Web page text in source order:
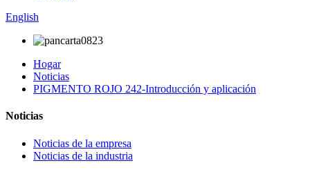
English
Hogar
Noticias
PIGMENTO ROJO 242-Introducción y aplicación
Noticias
Noticias de la empresa
Noticias de la industria